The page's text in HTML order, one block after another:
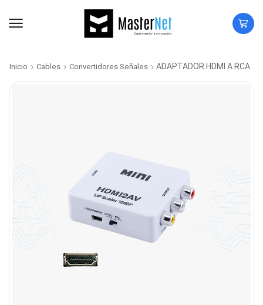
Inicio Cables Convertidores Señales ADAPTADOR HDMI A RCA